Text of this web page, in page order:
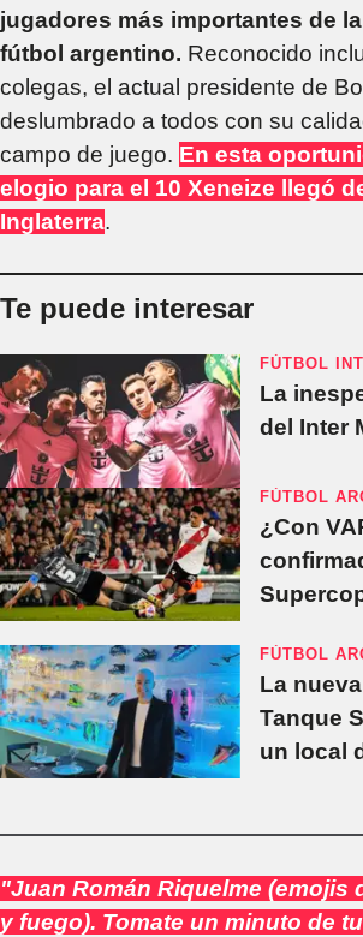
jugadores más importantes de
fútbol argentino. Reconocido
colegas, el actual presidente de
deslumbrado a todos con su
campo de juego. En esta
elogio para el 10 Xeneize llegó
Inglaterra.
Te puede interesar
FÚTBOL
La
del Inter
FÚTBOL
¿Con
FÚTBOL
La
Tanque
un local
"Juan Román Riquelme (emojis
y fuego). Tomate un minuto de